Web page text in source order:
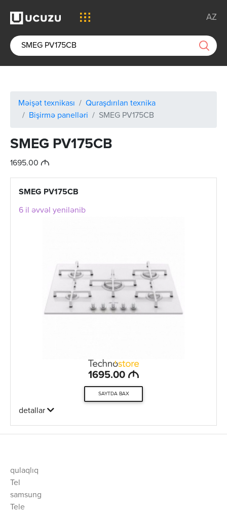
AZ
Məişət texnikası
Quraşdırılan texnika
Bişirmə panelləri
SMEG PV175CB
SMEG PV175CB
1695.00 M
SMEG PV175CB
6 il əvvəl yenilənib
1695.00 M
SAYTDA BAX
detallar
qulaqlıq
Tel
samsung
Tele